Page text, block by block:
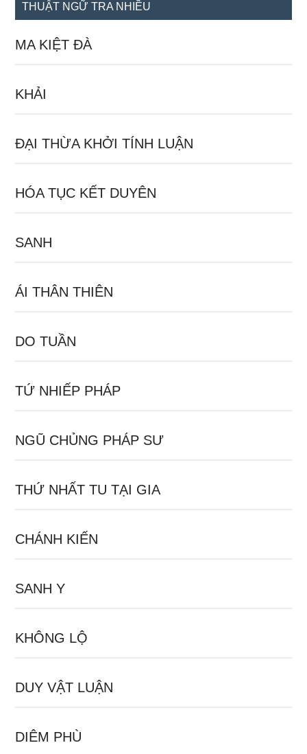
THUẬT NGỮ TRA NHIỀU
MA KIỆT ĐÀ
KHẢI
ĐẠI THỪA KHỞI TÍNH LUẬN
HÓA TỤC KẾT DUYÊN
SANH
ÁI THÂN THIÊN
DO TUẦN
TỨ NHIẾP PHÁP
NGŨ CHỦNG PHÁP SƯ
THỨ NHẤT TU TẠI GIA
CHÁNH KIẾN
SANH Y
KHÔNG LỘ
DUY VẬT LUẬN
DIÊM PHÙ